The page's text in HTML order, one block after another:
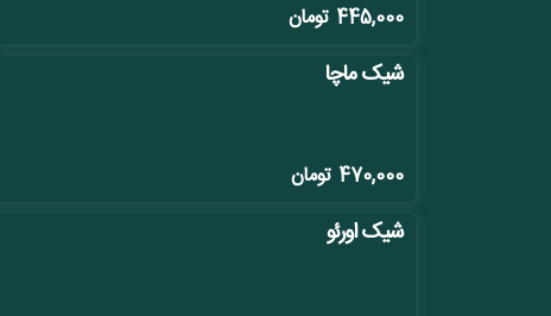
445,000 تومان
شیک ماچا
470,000 تومان
شیک اورئو